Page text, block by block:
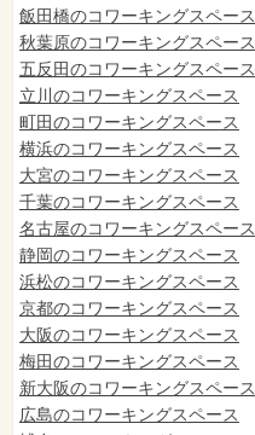
飯田橋のコワーキングスペース
秋葉原のコワーキングスペース
五反田のコワーキングスペース
立川のコワーキングスペース
町田のコワーキングスペース
横浜のコワーキングスペース
大宮のコワーキングスペース
千葉のコワーキングスペース
名古屋のコワーキングスペース
静岡のコワーキングスペース
浜松のコワーキングスペース
京都のコワーキングスペース
大阪のコワーキングスペース
梅田のコワーキングスペース
新大阪のコワーキングスペース
広島のコワーキングスペース